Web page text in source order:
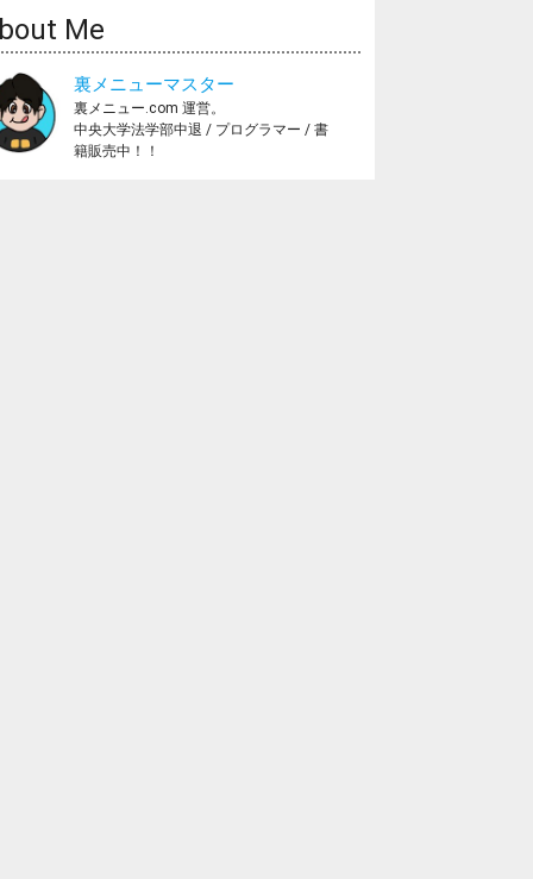
Me
裏メニューマスター
裏メニュー.com 運営。
中央大学法学部中退 / プログラマー / 書
籍販売中！！